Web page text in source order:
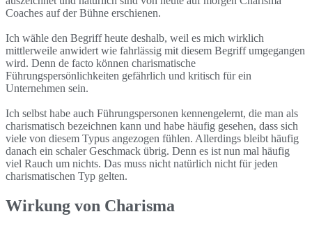
Coaches auf der Bühne erschienen.
Ich wähle den Begriff heute deshalb, weil es mich wirklich
mittlerweile anwidert wie fahrlässig mit diesem Begriff umgegangen
wird. Denn de facto können charismatische
Führungspersönlichkeiten gefährlich und kritisch für ein
Unternehmen sein.
Ich selbst habe auch Führungspersonen kennengelernt, die man als
charismatisch bezeichnen kann und habe häufig gesehen, dass sich
viele von diesem Typus angezogen fühlen. Allerdings bleibt häufig
danach ein schaler Geschmack übrig. Denn es ist nun mal häufig
viel Rauch um nichts. Das muss nicht natürlich nicht für jeden
charismatischen Typ gelten.
Wirkung von Charisma